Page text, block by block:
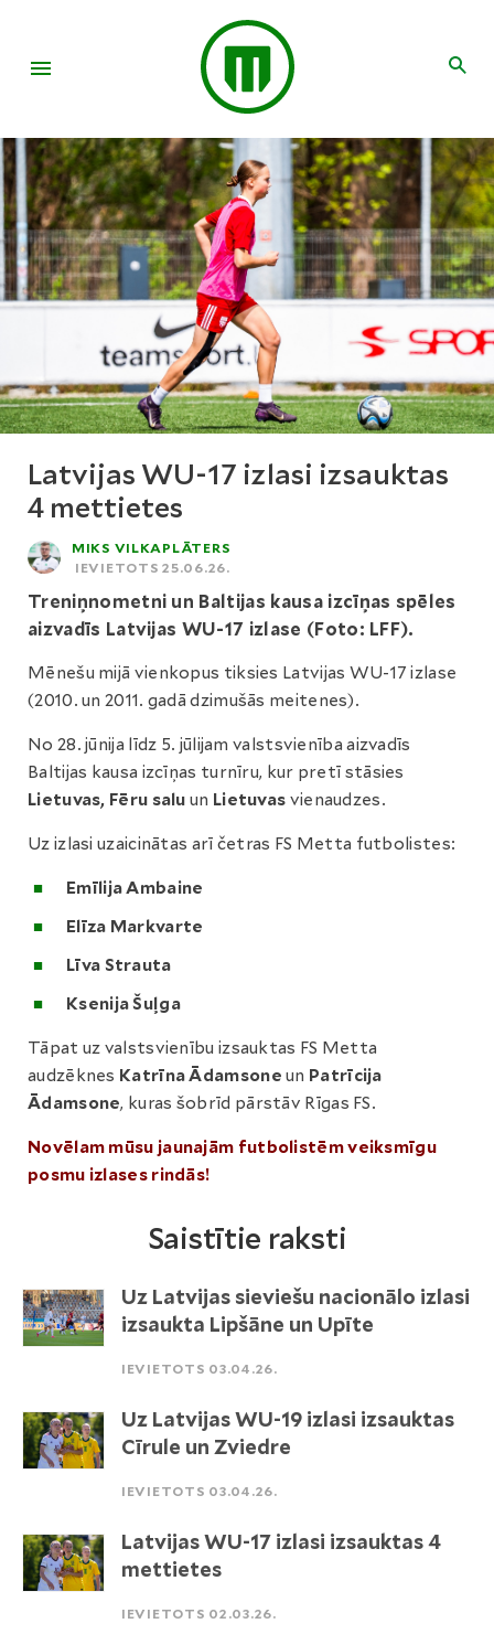
Latvijas WU-17 izlasi izsauktas
4 mettietes
MIKS VILKAPLĀTERS
IEVIETOTS 25.06.26.
Treniņnometni un Baltijas kausa izcīņas spēles
aizvadīs Latvijas WU-17 izlase (Foto: LFF).
Mēnešu mijā vienkopus tiksies Latvijas WU-17 izlase
(2010. un 2011. gadā dzimušās meitenes).
No 28. jūnija līdz 5. jūlijam valstsvienība aizvadīs
Baltijas kausa izcīņas turnīru, kur pretī stāsies
Lietuvas, Fēru salu un Lietuvas vienaudzes.
Uz izlasi uzaicinātas arī četras FS Metta futbolistes:
Emīlija Ambaine
Elīza Markvarte
Līva Strauta
Ksenija Šuļga
Tāpat uz valstsvienību izsauktas FS Metta
audzēknes Katrīna Ādamsone un Patrīcija
Ādamsone, kuras šobrīd pārstāv Rīgas FS.
Novēlam mūsu jaunajām futbolistēm veiksmīgu
posmu izlases rindās!
Saistītie raksti
Uz Latvijas sieviešu nacionālo izlasi
izsaukta Lipšāne un Upīte
IEVIETOTS 03.04.26.
Uz Latvijas WU-19 izlasi izsauktas
Cīrule un Zviedre
IEVIETOTS 03.04.26.
Latvijas WU-17 izlasi izsauktas 4
mettietes
IEVIETOTS 02.03.26.